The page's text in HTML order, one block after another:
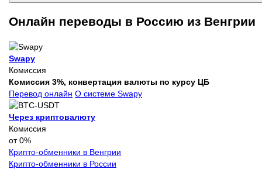
Онлайн переводы в Россию из Венгрии
Swapy
Комиссия
Комиссия 3%, конвертация валюты по курсу ЦБ
Перевод онлайн О системе Swapy
Через криптовалюту
Комиссия
от 0%
Крипто-обменники в Венгрии
Крипто-обменники в России